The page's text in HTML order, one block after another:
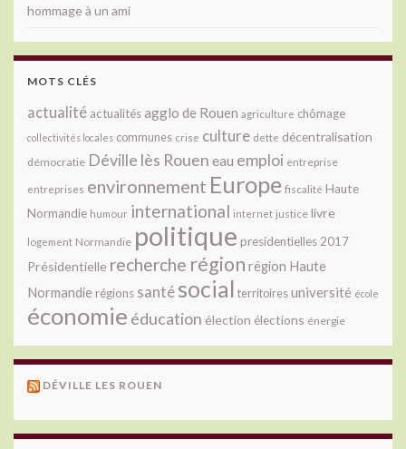
hommage à un ami
MOTS CLÉS
actualité actualitésagglo de Rouen agriculture chômage
collectivités locales communes crise culture dette décentralisation
démocratie Déville lès Rouen eau emploi entreprise
entreprises environnement Europe fiscalité Haute
Normandie humour international internet justice livre
logement Normandie politique presidentielles 2017
Présidentielle recherche région région Haute
Normandie régions santésocial territoiresuniversité école
économie éducation élection élections énergie
DÉVILLE LES ROUEN